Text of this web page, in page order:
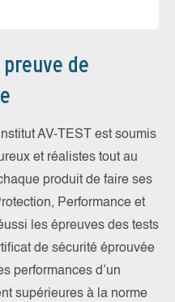
preuve de
AV-TEST est soumis
et réalistes tout au
produit de faire ses
Performance et
les épreuves des tests
de sécurité éprouvée
performances d’un
supérieures à la norme